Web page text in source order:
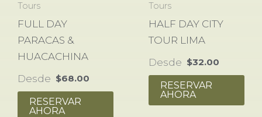
Tours
FULL DAY
PARACAS &
HUACACHINA
Desde $68.00
RESERVAR
AHORA
Tours
HALF DAY CITY
TOUR LIMA
Desde $32.00
RESERVAR
AHORA